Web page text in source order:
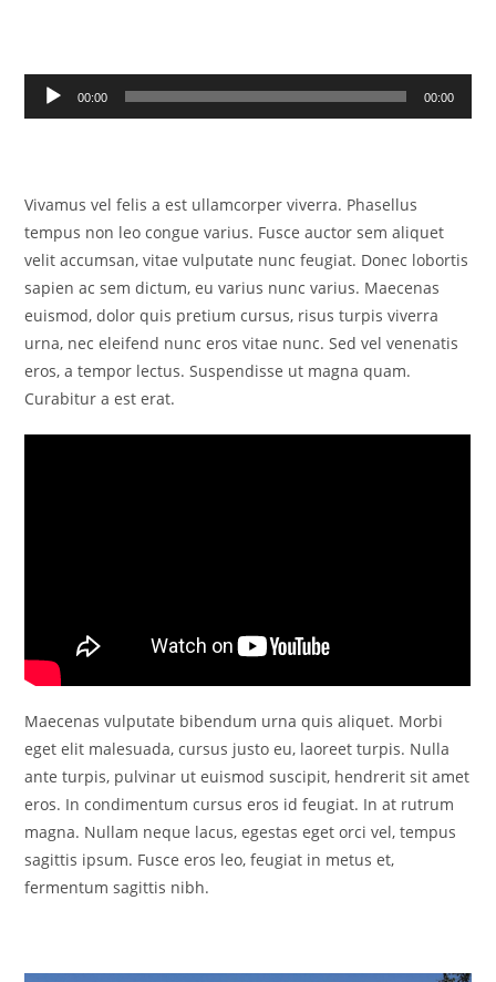
Tocador
de
00:00 00:00
Vivamus vel felis a est ullamcorper viverra. Phasellus
tempus non leo congue varius. Fusce auctor sem aliquet
velit accumsan, vitae vulputate nunc feugiat. Donec lobortis
sapien ac sem dictum, eu varius nunc varius. Maecenas
euismod, dolor quis pretium cursus, risus turpis viverra
urna, nec eleifend nunc eros vitae nunc. Sed vel venenatis
eros, a tempor lectus. Suspendisse ut magna quam.
Curabitur a est erat.
Maecenas vulputate bibendum urna quis aliquet. Morbi
eget elit malesuada, cursus justo eu, laoreet turpis. Nulla
ante turpis, pulvinar ut euismod suscipit, hendrerit sit amet
eros. In condimentum cursus eros id feugiat. In at rutrum
magna. Nullam neque lacus, egestas eget orci vel, tempus
sagittis ipsum. Fusce eros leo, feugiat in metus et,
fermentum sagittis nibh.